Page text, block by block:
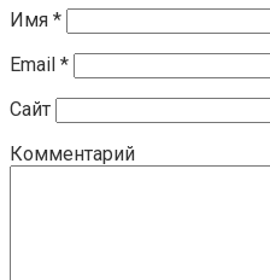
Имя *
Email *
Сайт
Комментарий